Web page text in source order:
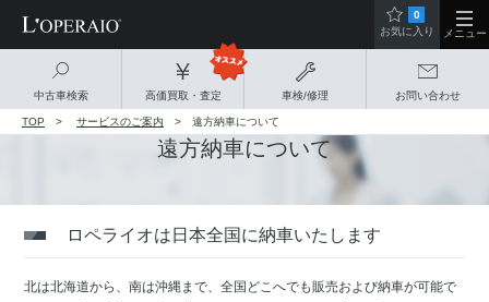
中古車検索 高価買取・査定 車検/修理 お問い合わせ
0
お気に入り
メニュー
TOP サービスのご案内 遠方納車について
遠方納車について
ロペライオは日本全国に納車いたします
北は北海道から、南は沖縄まで、全国どこへでも販売および納車が可能で